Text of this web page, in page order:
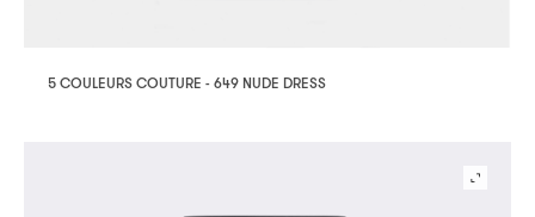
5 COULEURS COUTURE - 649 NUDE DRESS